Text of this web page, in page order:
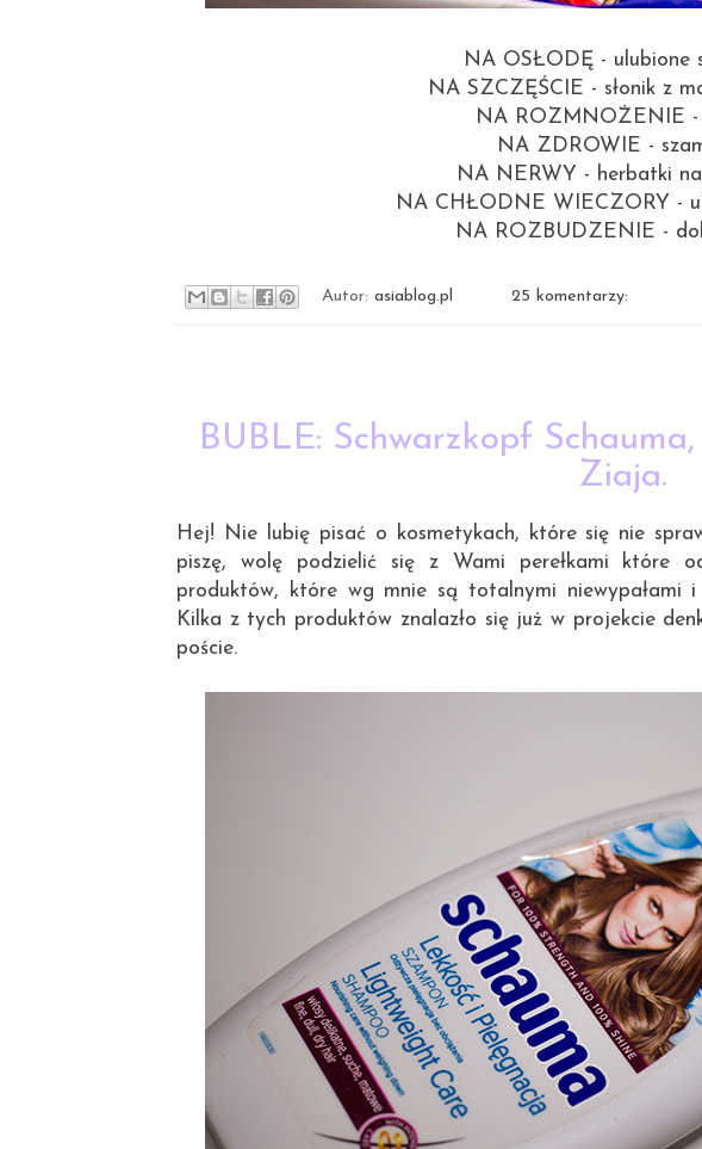
NA OSŁODĘ - ulubione
NA SZCZĘŚCIE - słonik z
NA ROZMNOŻENIE -
NA ZDROWIE -
NA NERWY - herbatki na
NA CHŁODNE WIECZORY -
NA ROZBUDZENIE -
Autor:asiablog.pl 25 komentarzy:
BUBLE: Schwarzkopf
Ziaja.
Hej! Nie lubię pisać o kosmetykach, które się nie
piszę, wolę podzielić się z Wami perełkami które
produktów, które wg mnie są totalnymi niewypałami
Kilka z tych produktów znalazło się już w projekcie
poście.